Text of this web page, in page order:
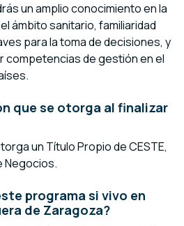
un amplio conocimiento en la
ámbito sanitario, familiaridad
para la toma de decisiones, y
competencias de gestión en el
que se otorga al finalizar
un Título Propio de CESTE,
Negocios.
programa si vivo en
de Zaragoza?